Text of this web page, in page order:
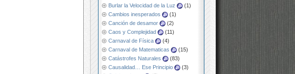
Burlar la Velocidad de la Luz
(1)
Cambios inesperados
(1)
Canción de desamor
(2)
Caos y Complejidad
(11)
Carnaval de Física
(4)
Carnaval de Matematicas
(15)
Catástrofes Naturales
(83)
Causalidad… Ese Principio
(3)